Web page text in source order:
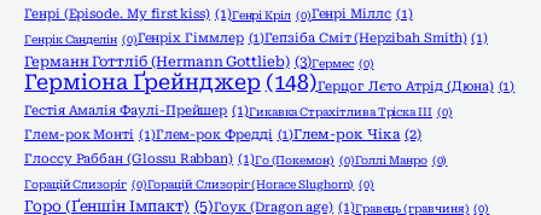
Генрі (Episode. My first kiss) (1)Генрі Кріл (0)Генрі Міллс (1)
Генрік Санделін (0)Генріх Гіммлер (1)Гепзіба Сміт (Hepzibah Smith) (1)
Германн Готтліб (Hermann Gottlieb) (3)Гермес (0)
Герміона Ґрейнджер (148)Герцог Лєто Атрід (Дюна) (1)
Гестія Амалія Фаулі-Прейшер (1)Гикавка Страхітлива Тріска ІІІ (0)
Глем-рок Монті (1)Глем-рок Фредді (1)Глем-рок Чіка (2)
Глоссу Раббан (Glossu Rabban) (1)Го (Покемон) (0)Голлі Манро (0)
Горацій Слизоріг (0)Горацій Слизоріг (Horace Slughorn) (0)
Горо (Ґеншін Імпакт) (5)Гоук (Dragon age) (1)Гравець (гравчиня) (0)